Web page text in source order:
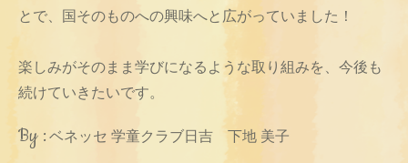
とで、国そのものへの興味へと広がっていました！
楽しみがそのまま学びになるような取り組みを、今後も
続けていきたいです。
By : ベネッセ 学童クラブ日吉 下地 美子